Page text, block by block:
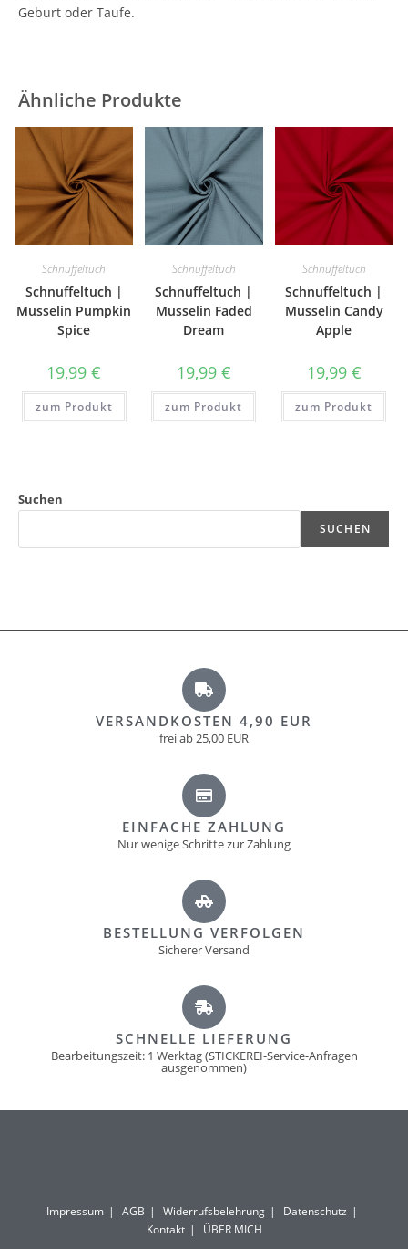
Geburt oder Taufe.
Ähnliche Produkte
Schnuffeltuch
Schnuffeltuch |
Musselin Pumpkin
Spice
19,99€
zum Produkt
Schnuffeltuch
Schnuffeltuch |
Musselin Faded
Dream
19,99 €
zum Produkt
Schnuffeltuch
Schnuffeltuch |
Musselin Candy
Apple
19,99 €
zum Produkt
Suchen
SUCHEN
VERSANDKOSTEN 4,90 EUR
frei ab 25,00 EUR
EINFACHE ZAHLUNG
Nur wenige Schritte zur Zahlung
BESTELLUNG VERFOLGEN
Sicherer Versand
SCHNELLE LIEFERUNG
Bearbeitungszeit: 1 Werktag (STICKEREI-Service-Anfragen
ausgenommen)
Impressum AGB Widerrufsbelehrung
Datenschutz
Kontakt
ÜBER MICH